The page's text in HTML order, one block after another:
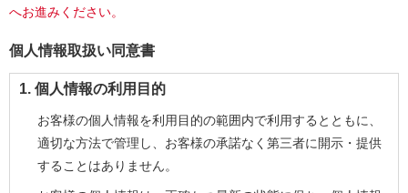
へお進みください。
個人情報取扱い同意書
1. 個人情報の利用目的
お客様の個人情報を利用目的の範囲内で利用するとともに、
適切な方法で管理し、お客様の承諾なく第三者に開示・提供
することはありません。